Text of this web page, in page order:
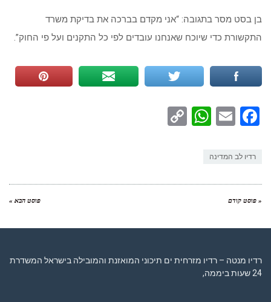
בן בסט מסר בתגובה: “אני מקדם בברכה את בדיקת משרד
התקשורת כדי שיוכח שאנחנו עובדים לפי כל התקנים ועל פי החוק”.
Facebook
Email
WhatsApp
רדיו לב המדינה
« פוסט קודם פוסט הבא »
רדיו מנטה – רדיו מזרחית ים תיכוני המואזנת והמובילה בישראל המשדרת
24 שעות ביממה,